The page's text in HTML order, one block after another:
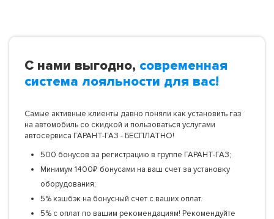
С нами выгодно, современная
система лояльности для вас!
Самые активные клиенты давно поняли как установить газ
на автомобиль со скидкой и пользоваться услугами
автосервиса ГАРАНТ-ГАЗ - БЕСПЛАТНО!
500 бонусов за регистрацию в группе ГАРАНТ-ГАЗ;
Минимум 1400₽ бонусами на ваш счет за установку
оборудования;
5% кэшбэк на бонусный счет с ваших оплат.
5% с оплат по вашим рекомендациям! Рекомендуйте